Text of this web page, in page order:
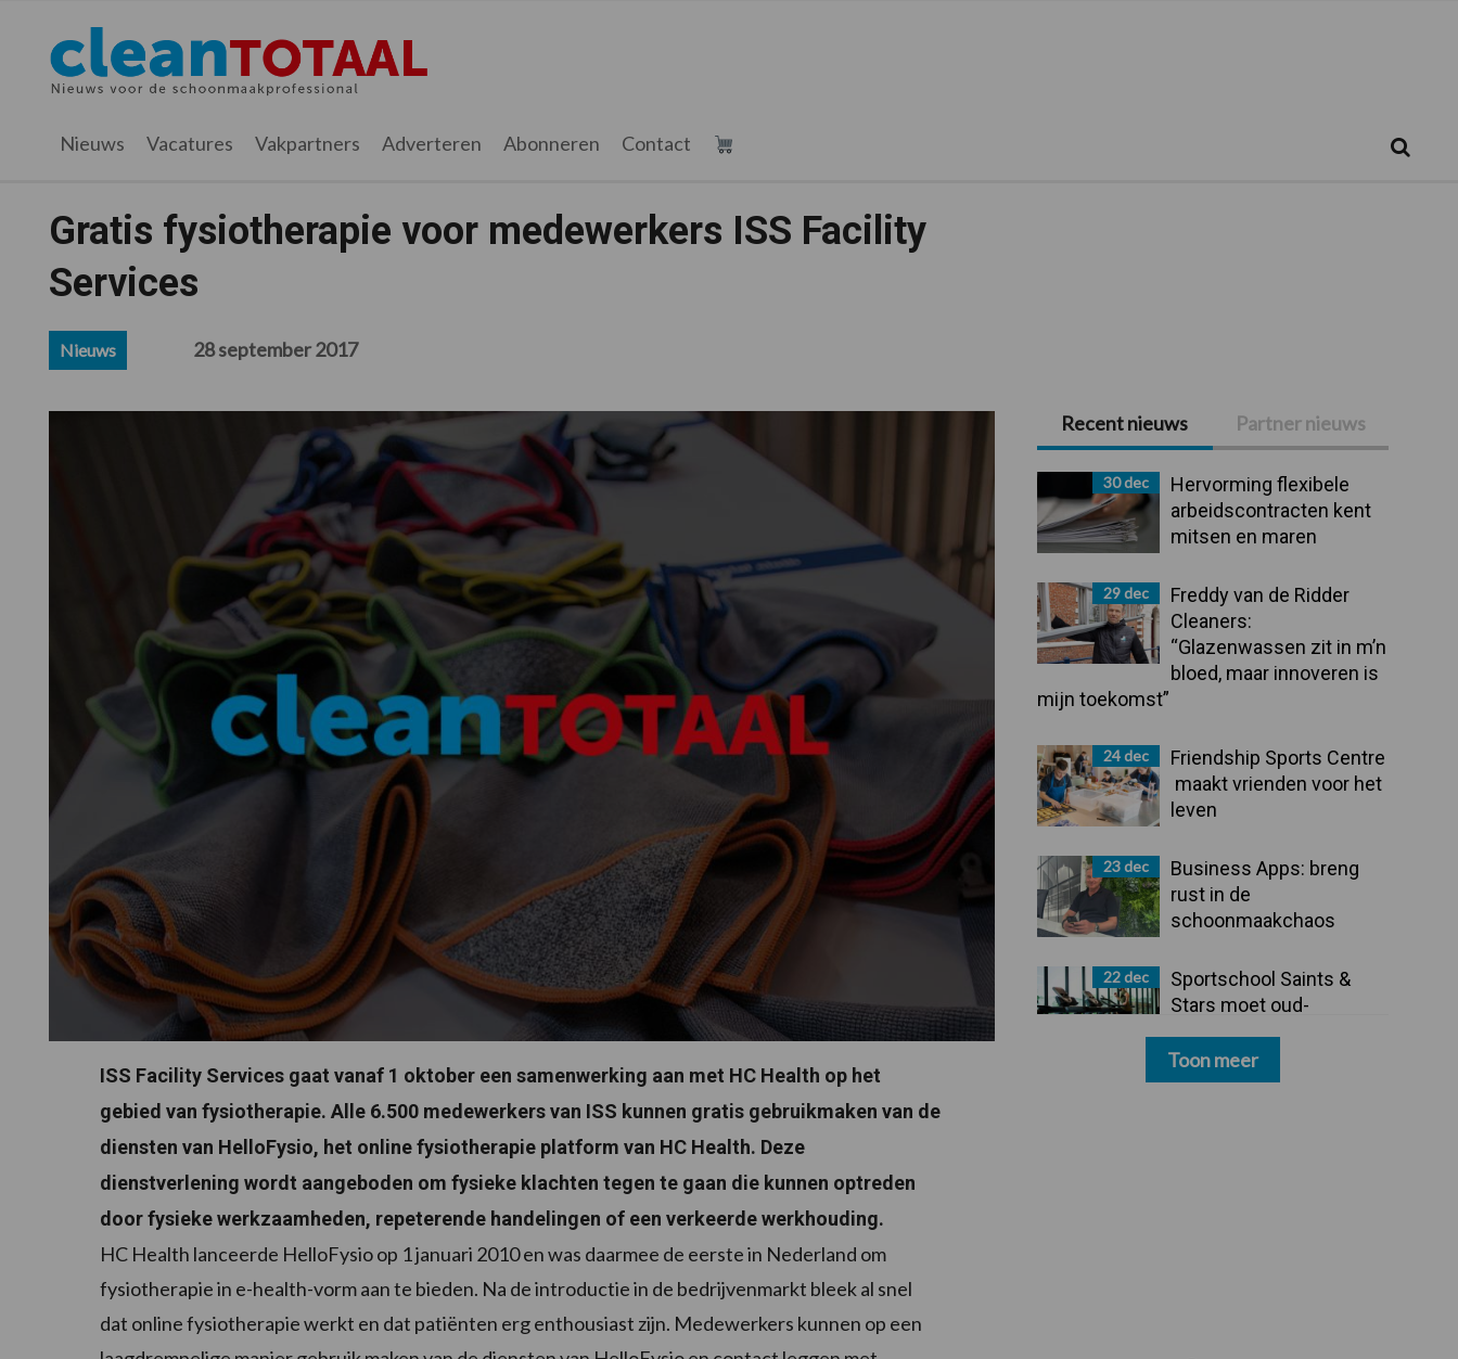
hoofdnavigatie
hoofd
inhoud
eerste
sidebar
voettekst
Cleantotaal.nl
Het
laatste
voor
professionele
Nieuws Vacatures Vakpartners Adverteren Abonneren Contact
Gratis fysiotherapie voor medewerkers ISS Facility
Services
Nieuws 28 september 2017
ISS Facility Services gaat vanaf 1 oktober een samenwerking aan met HC Health op het
gebied van fysiotherapie. Alle 6.500 medewerkers van ISS kunnen gratis gebruikmaken van de
diensten van HelloFysio, het online fysiotherapie platform van HC Health. Deze
dienstverlening wordt aangeboden om fysieke klachten tegen te gaan die kunnen optreden
door fysieke werkzaamheden, repeterende handelingen of een verkeerde werkhouding.
HC Health lanceerde HelloFysio op 1 januari 2010 en was daarmee de eerste in Nederland om
fysiotherapie in e-health-vorm aan te bieden. Na de introductie in de bedrijvenmarkt bleek al snel
dat online fysiotherapie werkt en dat patiënten erg enthousiast zijn. Medewerkers kunnen op een
Primaire
Sidebar
Recent nieuws Partner nieuws
30 dec
Hervorming flexibele
arbeidscontracten kent
mitsen en maren
29 dec
Freddy van de Ridder
Cleaners:
“Glazenwassen zit in m’n
bloed, maar innoveren is
mijn toekomst”
24 dec
Friendship Sports Centre
maakt vrienden voor het
leven
23 dec
Business Apps: breng
rust in de
schoonmaakchaos
22 dec
Sportschool Saints &
Stars moet oud-
betalen
Toon meer